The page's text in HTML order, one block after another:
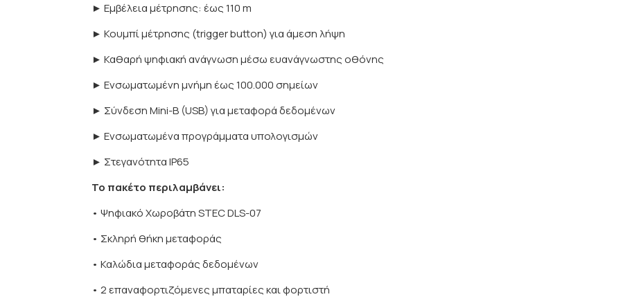
► Εμβέλεια μέτρησης: έως 110 m
► Κουμπί μέτρησης (trigger button) για άμεση λήψη
► Καθαρή ψηφιακή ανάγνωση μέσω ευανάγνωστης οθόνης
► Ενσωματωμένη μνήμη έως 100.000 σημείων
► Σύνδεση Mini-B (USB) για μεταφορά δεδομένων
► Ενσωματωμένα προγράμματα υπολογισμών
► Στεγανότητα IP65
Το πακέτο περιλαμβάνει:
• Ψηφιακό Χωροβάτη STEC DLS-07
• Σκληρή θήκη μεταφοράς
• Καλώδια μεταφοράς δεδομένων
• 2 επαναφορτιζόμενες μπαταρίες και φορτιστή